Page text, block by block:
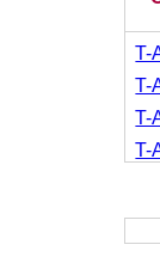
T-
T-
T-
T-